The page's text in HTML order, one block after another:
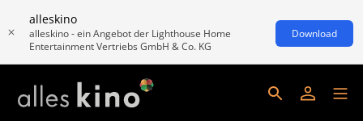
alleskino
alleskino - ein Angebot der Lighthouse Home
Entertainment Vertriebs GmbH & Co. KG
Download